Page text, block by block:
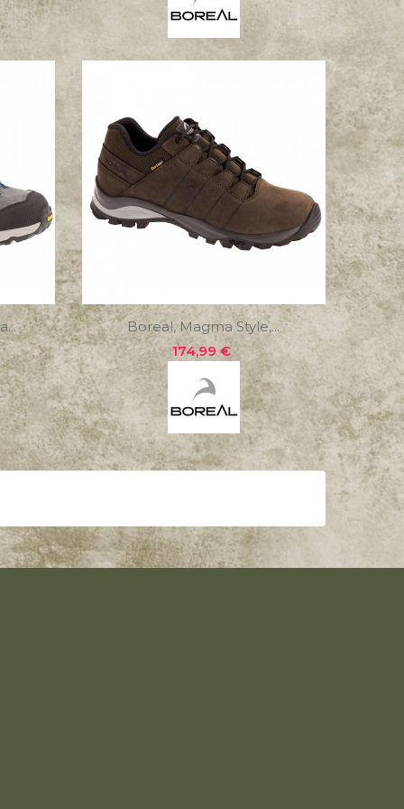
Boreal, Magma Style,...
Precio
174,99 €